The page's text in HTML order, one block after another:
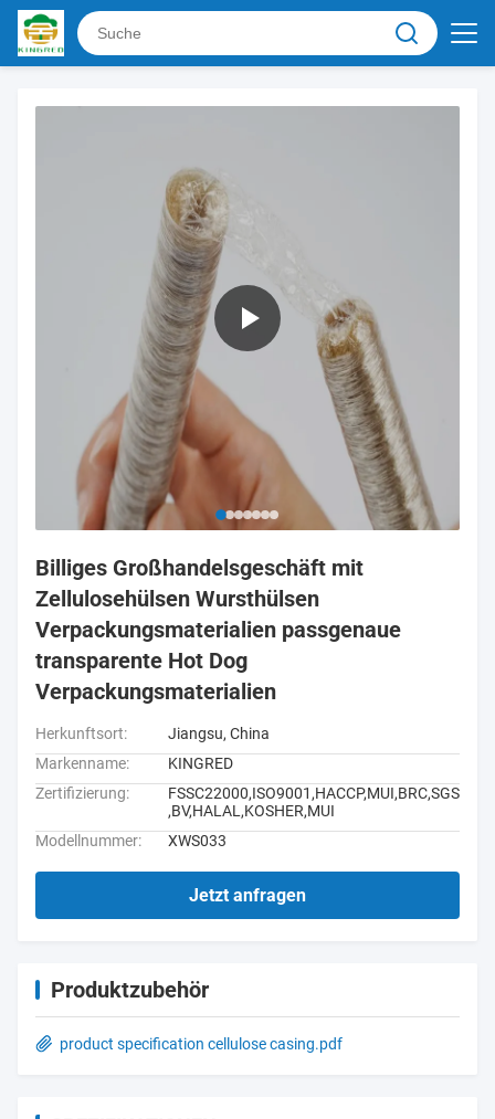
Billiges Großhandelsgeschäft mit
Zellulosehülsen Wursthülsen
Verpackungsmaterialien passgenaue
transparente Hot Dog
Verpackungsmaterialien
Herkunftsort:
Jiangsu, China
Markenname:
KINGRED
Zertifizierung:
FSSC22000,ISO9001,HACCP,MUI,BRC,SGS
,BV,HALAL,KOSHER,MUI
Modellnummer:
XWS033
Jetzt anfragen
Produktzubehör
product specification cellulose casing.pdf